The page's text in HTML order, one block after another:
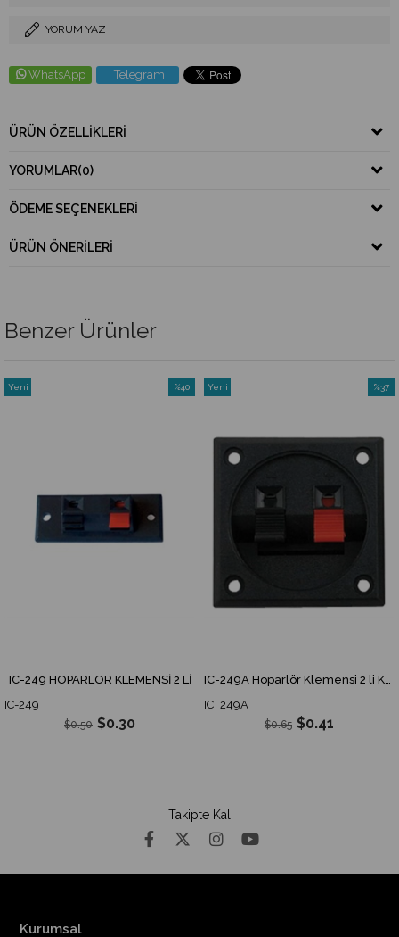
YORUM YAZ
WhatsApp Telegram
ÜRÜN ÖZELLIKLERI
YORUMLAR(0)
ÖDEME SEÇENEKLERI
ÜRÜN ÖNERILERI
Benzer Ürünler
IC-249 HOPARLÖR KLEMENSİ 2 Lİ
IC-249
$0.30
$0.50
%40
Yeni
IC-249A Hoparlör Klemensi 2 li Kare
IC_249A
$0.41
$0.65
%37
Yeni
Takipte Kal
Kurumsal